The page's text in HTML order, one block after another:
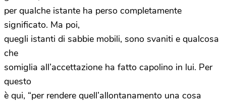
per qualche istante ha perso completamente
significato. Ma poi,
quegli istanti di sabbie mobili, sono svaniti e qualcosa
che
somiglia all’accettazione ha fatto capolino in lui. Per
questo
è qui, “per rendere quell’allontanamento una cosa